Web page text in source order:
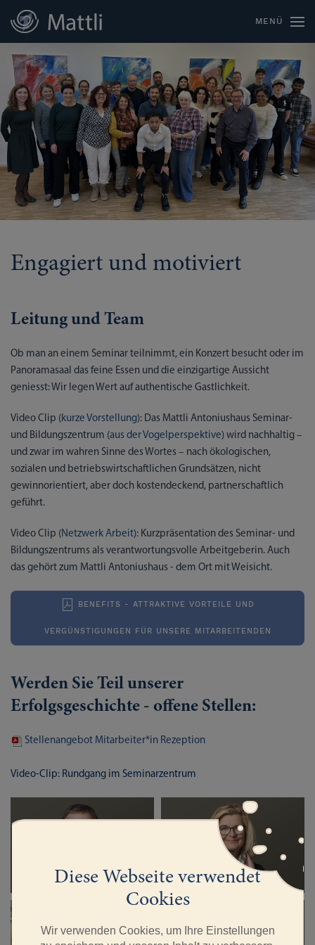
MENÜ
Engagiert und motiviert
Leitung und Team
Ob man an einem Seminar teilnimmt, ein Konzert besucht oder im
Panoramasaal das feine Essen und die einzigartige Aussicht
geniesst: Wir legen Wert auf authentische Gastlichkeit.
Video Clip ( kurze Vorstellung): Das Mattli Antoniushaus Seminar-
und Bildungszentrum (aus der Vogelperspektive) wird nachhaltig –
und zwar im wahren Sinne des Wortes – nach ökologischen,
sozialen und betriebswirtschaftlichen Grundsätzen, nicht
gewinnorientiert, aber doch kostendeckend, partnerschaftlich
geführt.
Video Clip ( Netzwerk Arbeit): Kurzpräsentation des Seminar- und
Bildungszentrums als verantwortungsvolle Arbeitgeberin. Auch
das gehört zum Mattli Antoniushaus - dem Ort mit Weisicht.
BENEFITS - ATTRAKTIVE VORTEILE UND
VERGÜNSTIGUNGEN FÜR UNSERE MITARBEITENDEN
Werden Sie Teil unserer
Erfolgsgeschichte - offene Stellen:
Stellenangebot Mitarbeiter*in Rezeption
Video-Clip: Rundgang im Seminarzentrum
Claudia Mennen
Leiterin Bildung und Kultur
vakant
Rezeptionteams wird interimistisch
Ronny Stössel
Diese Webseite verwendet
Cookies
Wir verwenden Cookies, um Ihre Einstellungen